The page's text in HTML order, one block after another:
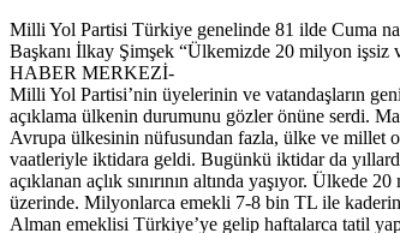
Milli Yol Partisi Türkiye genelinde 81 ilde Cuma
Başkanı İlkay Şimşek “Ülkemizde 20 milyon işsiz
HABER MERKEZİ-
Milli Yol Partisi’nin üyelerinin ve vatandaşların
açıklama ülkenin durumunu gözler önüne serdi.
Avrupa ülkesinin nüfusundan fazla, ülke ve millet
vaatleriyle iktidara geldi. Bugünkü iktidar da
açıklanan açlık sınırının altında yaşıyor.
üzerinde. Milyonlarca emekli 7-8 bin TL ile
Alman emeklisi Türkiye’ye gelip haftalarca tatil